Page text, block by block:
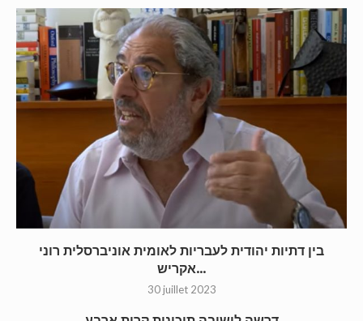
בין דתיות יהודית לעבריות לאומית אוניברסלית רוני
אקריש...
30 juillet 2023